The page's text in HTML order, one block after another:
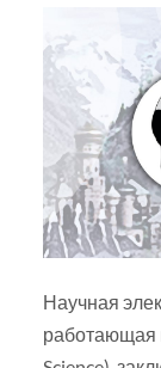
Научная
работающая